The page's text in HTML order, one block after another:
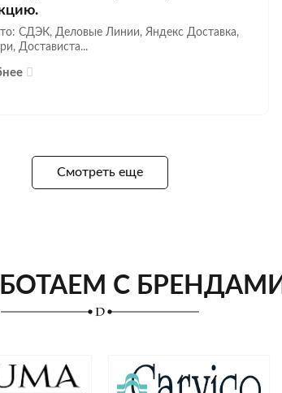
СДЭК, Деловые Линии, Яндекс Доставка,
Достависта...
Смотреть еще
С